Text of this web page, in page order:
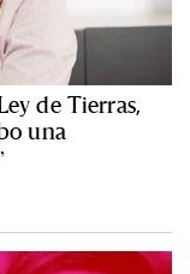
de Tierras,
una